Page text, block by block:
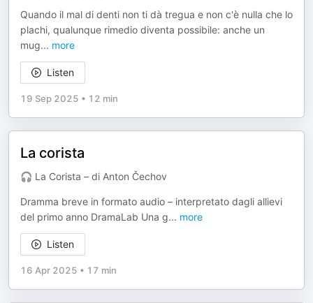
Quando il mal di denti non ti dà tregua e non c'è nulla che lo
plachi, qualunque rimedio diventa possibile: anche un
mug... more
Listen
19 Sep 2025 • 12 min
La corista
🎧 La Corista – di Anton Čechov
Dramma breve in formato audio – interpretato dagli allievi
del primo anno DramaLab Una g... more
Listen
16 Apr 2025 • 17 min